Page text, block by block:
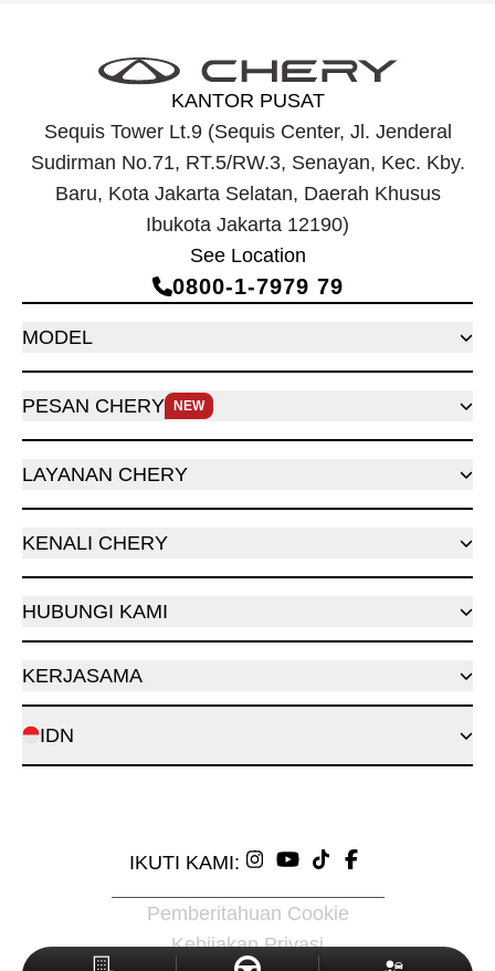
KANTOR PUSAT
Sequis Tower Lt.9 (Sequis Center, Jl. Jenderal
Sudirman No.71, RT.5/RW.3, Senayan, Kec. Kby.
Baru, Kota Jakarta Selatan, Daerah Khusus
Ibukota Jakarta 12190)
See Location
0800‑1‑7979 79
MODEL
PESAN CHERY NEW
LAYANAN CHERY
KENALI CHERY
HUBUNGI KAMI
KERJASAMA
IDN
IKUTI KAMI:
Pemberitahuan Cookie
Kebijakan Privasi